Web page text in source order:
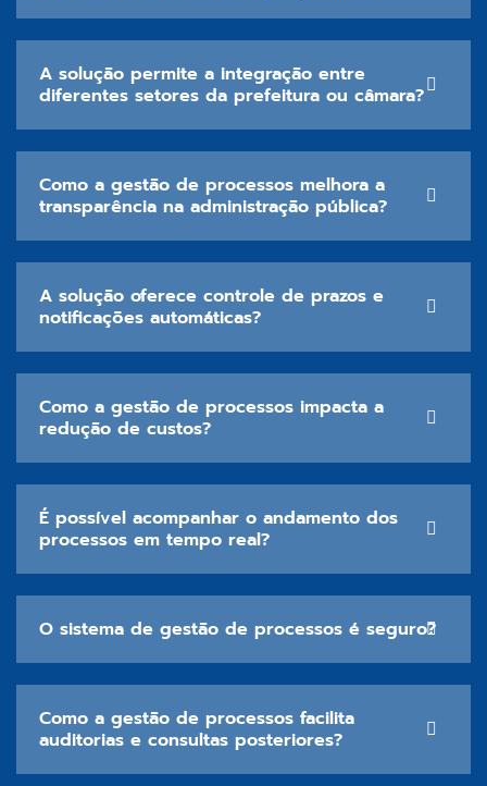
A solução permite a integração entre
diferentes setores da prefeitura ou câmara?
Como a gestão de processos melhora a
transparência na administração pública?
A solução oferece controle de prazos e
notificações automáticas?
Como a gestão de processos impacta a
redução de custos?
É possível acompanhar o andamento dos
processos em tempo real?
O sistema de gestão de processos é seguro?
Como a gestão de processos facilita
auditorias e consultas posteriores?